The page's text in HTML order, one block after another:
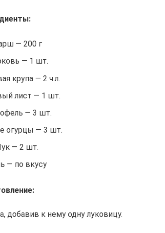
— 200 г
— 1 шт.
крупа — 2 ч.л.
лист — 1 шт.
— 3 шт.
огурцы — 3 шт.
— 2 шт.
— по вкусу
к нему одну луковицу.